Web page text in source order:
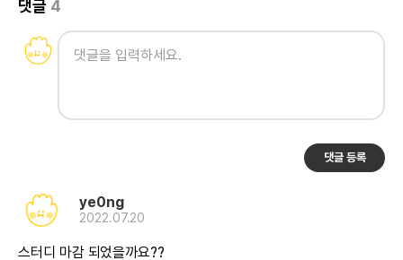
댓글 4
댓글 등록
ye0ng
2022.07.20
스터디 마감 되었을까요??